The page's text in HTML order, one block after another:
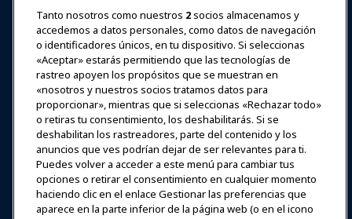
Iniciar sesión Únete ahora
Premios Carreras
Contacto
Expos y Eventos
Noticias y Funworld
Educación
Tanto nosotros como nuestros 2socios almacenamos y
accedemos a datos personales, como datos de navegación
o identificadores únicos, en tu dispositivo. Si seleccionas
«Aceptar» estarás permitiendo que las tecnologías de
rastreo apoyen los propósitos que se muestran en
«nosotros y nuestros socios tratamos datos para
proporcionar», mientras que si seleccionas «Rechazar todo»
o retiras tu consentimiento, los deshabilitarás. Si se
deshabilitan los rastreadores, parte del contenido y los
anuncios que ves podrían dejar de ser relevantes para ti.
Puedes volver a acceder a este menú para cambiar tus
opciones o retirar el consentimiento en cualquier momento
haciendo clic en el enlace Gestionar las preferencias que
aparece en la parte inferior de la página web (o en el icono